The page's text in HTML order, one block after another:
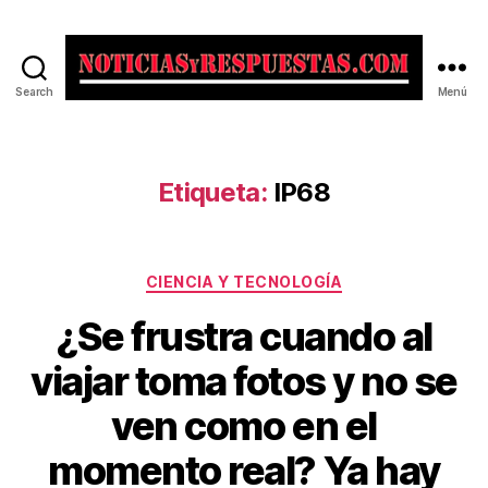
Search Menú
Etiqueta: IP68
Categorías
CIENCIA Y TECNOLOGÍA
¿Se frustra cuando al
viajar toma fotos y no se
ven como en el
momento real? Ya hay